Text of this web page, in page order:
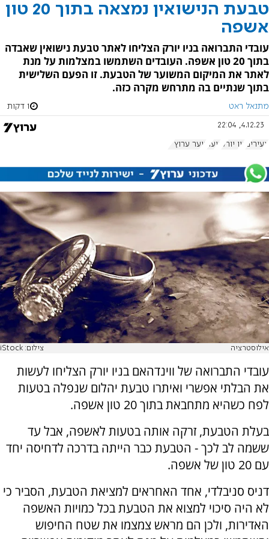
טבעת הנישואין נמצאה בתוך 20 טון
אשפה
עובדי התברואה בניו יורק הצליחו לאתר טבעת נישואין שאבדה
בתוך 20 טון אשפה. העובדים השתמשו במצלמות על מנת
לאתר את המיקום המשוער של הטבעת. זו הפעם השלישית
בתוך שנתיים בה מתרחש מקרה כזה.
מתנאל ראט 1 דקות
4.12.23, 22:04
צעירים ניו יורק נוער נוער ערוץ 7
אילוסטרציה צילום: iStock
עובדי התברואה של ווינדהאם בניו יורק הצליחו לעשות
את הבלתי אפשרי ואיתרו טבעת יהלום שנפלה בטעות
לפח כשהיא מתחבאת בתוך 20 טון אשפה.
בעלת הטבעת, זרקה אותה בטעות לאשפה, אבל עד
ששמה לב לכך - הטבעת כבר הייתה בדרכה לדחיסה יחד
עם 20 טון של אשפה.
דניס סניבלדי, אחד האחראים למציאת הטבעת, הסביר כי
לא היה סיכוי למצוא את הטבעת בכל כמויות האשפה
האדירות, ולכן הם מראש צמצמו את שטח החיפוש